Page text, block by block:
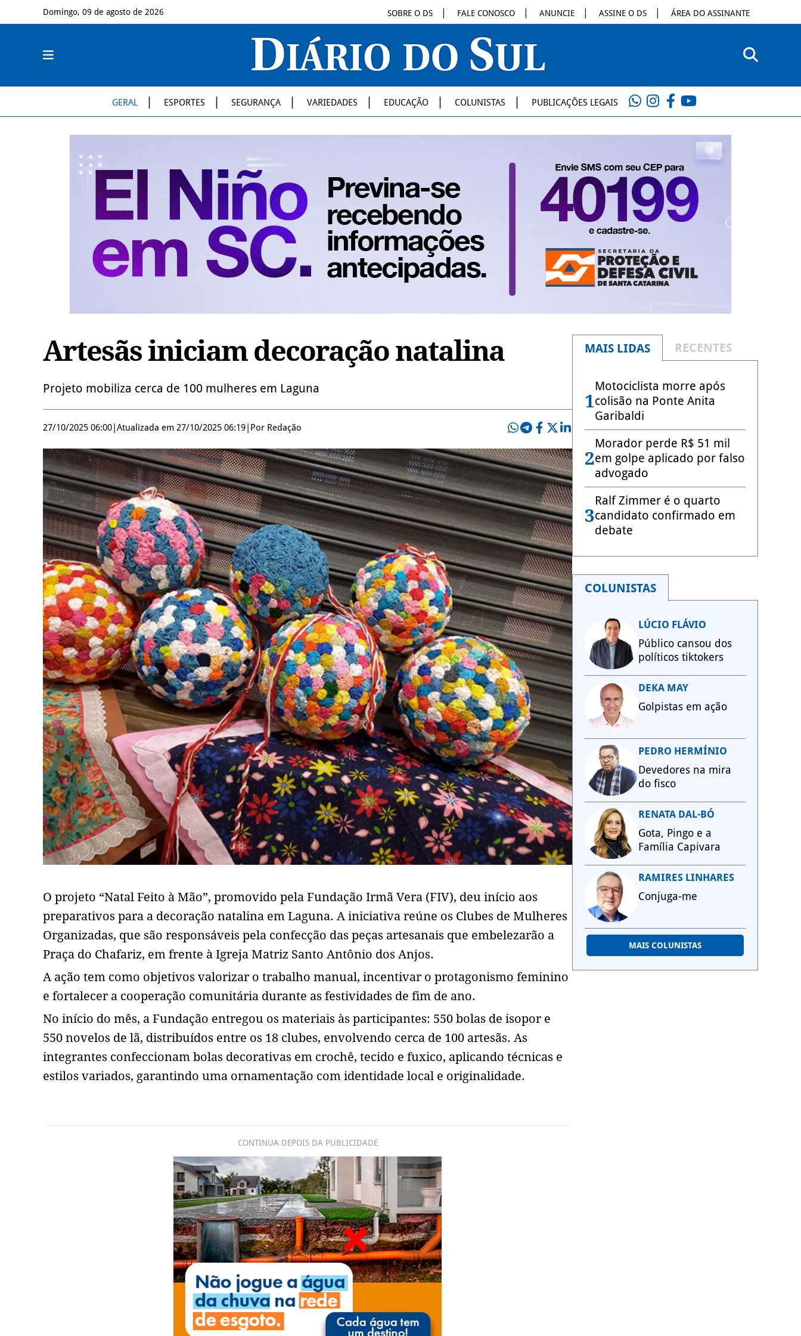
Domingo, 09 de agosto de 2026 SOBRE O DS FALE CONOSCO ANUNCIE ASSINE O DS ÁREA DO ASSINANTE
GERAL ESPORTES SEGURANÇA VARIEDADES EDUCAÇÃO COLUNISTAS PUBLICAÇÕES LEGAIS
Artesãs iniciam decoração natalina
Projeto mobiliza cerca de 100 mulheres em Laguna
27/10/2025 06:00 Atualizada em 27/10/2025 06:19 Por Redação
O projeto “Natal Feito à Mão”, promovido pela Fundação Irmã Vera (FIV), deu início aos
preparativos para a decoração natalina em Laguna. A iniciativa reúne os Clubes de Mulheres
Organizadas, que são responsáveis pela confecção das peças artesanais que embelezarão a
Praça do Chafariz, em frente à Igreja Matriz Santo Antônio dos Anjos.
A ação tem como objetivos valorizar o trabalho manual, incentivar o protagonismo feminino
e fortalecer a cooperação comunitária durante as festividades de fim de ano.
No início do mês, a Fundação entregou os materiais às participantes: 550 bolas de isopor e
550 novelos de lã, distribuídos entre os 18 clubes, envolvendo cerca de 100 artesãs. As
integrantes confeccionam bolas decorativas em crochê, tecido e fuxico, aplicando técnicas e
estilos variados, garantindo uma ornamentação com identidade local e originalidade.
CONTINUA DEPOIS DA PUBLICIDADE
MAIS LIDAS RECENTES
1
Motociclista morre após
colisão na Ponte Anita
Garibaldi
2
Morador perde R$ 51 mil
em golpe aplicado por falso
advogado
3
Ralf Zimmer é o quarto
candidato confirmado em
debate
COLUNISTAS
LÚCIO FLÁVIO
Público cansou dos
políticos tiktokers
DEKA MAY
Golpistas em ação
PEDRO HERMÍNIO
Devedores na mira
do fisco
RENATA DAL-BÓ
Gota, Pingo e a
Família Capivara
RAMIRES LINHARES
Conjuga-me
MAIS COLUNISTAS